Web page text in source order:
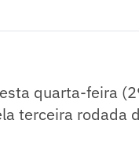
quarta-feira
terceira rodada